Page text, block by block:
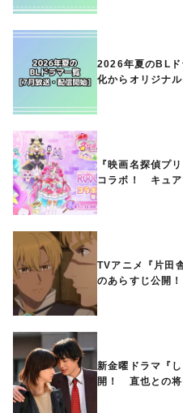
2026年夏のBL
化からオリジナ
『映画名探偵プ
コラボ！ キュア
TVアニメ『片田
のあらすじ公開
新金曜ドラマ『
開！ 直也との将